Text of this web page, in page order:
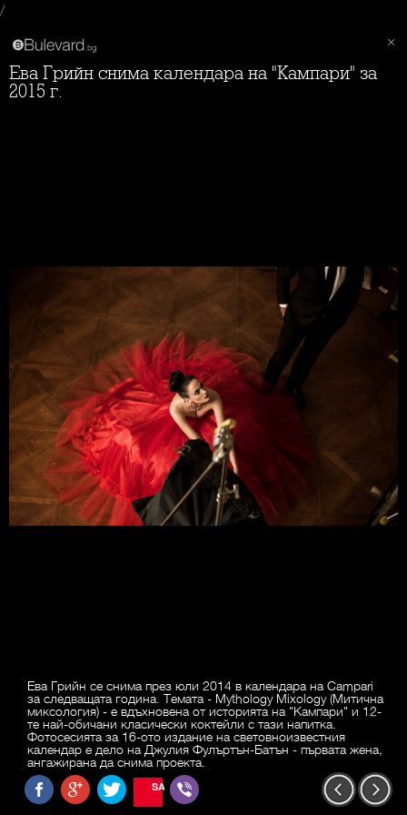
/
Ева Грийн снима календара на "Кампари" за
2015 г.
Ева Грийн се снима през юли 2014 в календара на Campari
за следващата година. Темата - Mythology Mixology (Митична
миксология) - е вдъхновена от историята на "Кампари" и 12-
те най-обичани класически коктейли с тази напитка.
Фотосесията за 16-ото издание на световноизвестния
календар е дело на Джулия Фулъртън-Батън - първата жена,
ангажирана да снима проекта.
SAVE